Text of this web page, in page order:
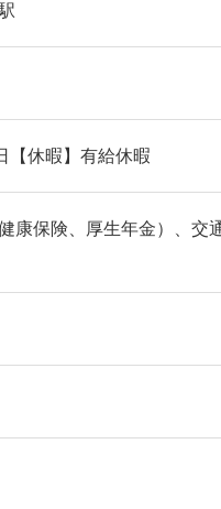
【休暇】有給休暇
康保険、厚生年金）、交